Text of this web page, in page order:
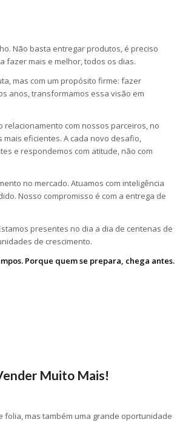
Não basta entregar produtos, é preciso
fazer mais e melhor, todos os dias.
mas com um propósito firme: fazer
anos, transformamos essa visão em
com nossos parceiros, no
eficientes. A cada novo desafio,
e respondemos com atitude, não com
no mercado. Atuamos com inteligência
Nosso compromisso é com a entrega de
presentes no dia a dia de centenas de
de crescimento.
Porque quem se prepara, chega antes.
Muito Mais!
folia, mas também uma grande oportunidade